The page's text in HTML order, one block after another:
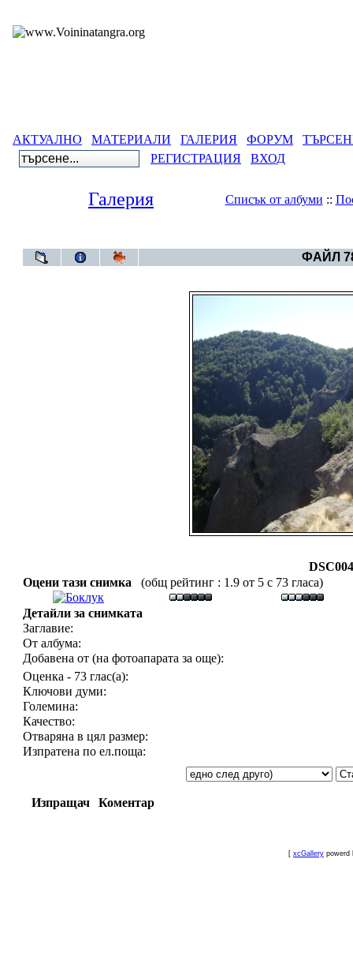
АКТУАЛНО МАТЕРИАЛИ ГАЛЕРИЯ ФОРУМ
РЕГИСТРАЦИЯ
ВХОД
Галерия Списък от албуми ::
ФАЙЛ
Оцени тази снимка
(общ рейтинг : 1.9 от 5 с 73 гласа)
Детайли за снимката
Заглавие:
От албума:
Добавена от (на фотоапарата за още):
Оценка - 73 глас(а):
Ключови думи:
Големина:
Качество:
Отваряна в цял размер:
Изпратена по ел.поща:
Изпращач Коментар
[ xcGallery